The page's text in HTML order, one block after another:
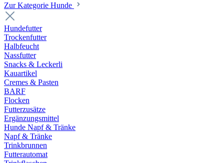
Zur Kategorie Hunde
Hundefutter
Trockenfutter
Halbfeucht
Nassfutter
Snacks & Leckerli
Kauartikel
Cremes & Pasten
BARF
Flocken
Futterzusätze
Ergänzungsmittel
Hunde Napf & Tränke
Napf & Tränke
Trinkbrunnen
Futterautomat